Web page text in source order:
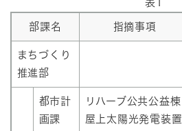
表1
部課名 指摘事項
まちづくり
推進部
都市計
画課
リハーブ公共公益棟
屋上太陽光発電装置